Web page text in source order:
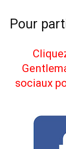
Pour
sociaux